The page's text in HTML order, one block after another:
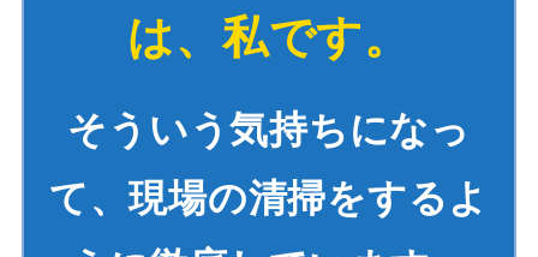
は、私です。
そういう気持ちになっ
て、現場の清掃をするよ